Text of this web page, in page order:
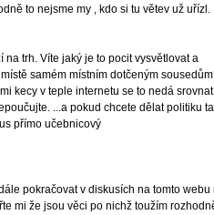
to nejsme my , kdo si tu větev už uřízl.
na trh. Víte jaký je to pocit vysvětlovat a
samém místním dotčeným
kecy v teple internetu se to nedá
...a pokud chcete dělat politiku
přímo učebnicový
pokračovat v diskusích na tomto webu
mi že jsou věci po nichž toužím